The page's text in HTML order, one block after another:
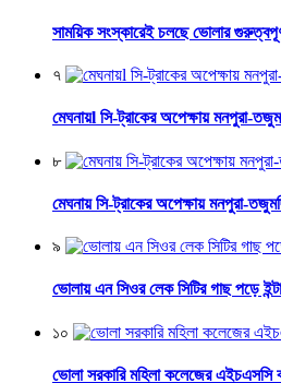
সাময়িক সংস্কারেই চলছে ভোলার
৭
মেঘনায়l সি-ট্রাকের অপেক্ষায় মনপুরা-
৮
মেঘনায় সি-ট্রাকের অপেক্ষায় মনপুরা-
৯
ভোলায় এন সিওর লেক সিটির গাছ পড়ে
১০
ভোলা সরকারি মহিলা কলেজের এইচএসসি